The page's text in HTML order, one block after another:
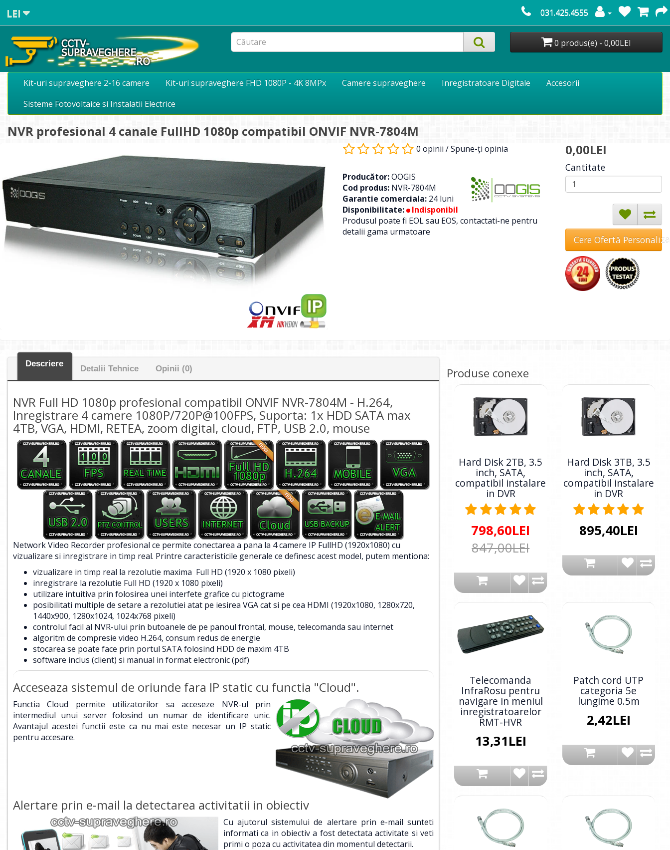
LEI 031.425.4555
0 produs(e) - 0,00LEI
Kit-uri supraveghere 2-16 camere Kit-uri supraveghere FHD 1080P - 4K 8MPx Camere supraveghere Inregistratoare Digitale
Accesorii
Sisteme Fotovoltaice si Instalatii Electrice
NVR profesional 4 canale FullHD 1080p compatibil ONVIF NVR-7804M
0 opinii /Spune-ţi opinia
Producător:OOGIS
Cod produs: NVR-7804M
Garantie comerciala: 24 luni
Disponibilitate:
Indisponibil
Produsul poate fi EOL sau EOS, contactati-ne pentru
detalii gama urmatoare
0,00LEI
Cantitate
Cere Ofertă
Descriere
Detalii Tehnice Opinii (0)
NVR Full HD 1080p profesional compatibil ONVIF NVR-7804M - H.264,
Inregistrare 4 camere 1080P/720P@100FPS, Suporta: 1x HDD SATA max
4TB, VGA, HDMI, RETEA, zoom digital, cloud, FTP, USB 2.0, mouse
Network Video Recorder profesional ce permite conectarea a pana la 4 camere IP FullHD (1920x1080) cu
vizualizare si inregistrare in timp real. Printre caracteristicile generale ce definesc acest model, putem mentiona:
vizualizare in timp real la rezolutie maxima Full HD (1920 x 1080 pixeli)
inregistrare la rezolutie Full HD (1920 x 1080 pixeli)
utilizare intuitiva prin folosirea unei interfete grafice cu pictograme
posibilitati multiple de setare a rezolutiei atat pe iesirea VGA cat si pe cea HDMI (1920x1080, 1280x720,
1440x900, 1280x1024, 1024x768 pixeli)
controlul facil al NVR-ului prin butoanele de pe panoul frontal, mouse, telecomanda sau internet
algoritm de compresie video H.264, consum redus de energie
stocarea se poate face prin portul SATA folosind HDD de maxim 4TB
software inclus (client) si manual in format electronic (pdf)
Acceseaza sistemul de oriunde fara IP static cu functia "Cloud".
Functia Cloud permite utilizatorilor sa acceseze NVR-ul prin
intermediul unui server folosind un numar de identificare unic.
Avantajul acestei functii este ca nu mai este necesar un IP static
pentru accesare.
Alertare prin e-mail la detectarea activitatii in obiectiv
Cu ajutorul sistemului de alertare prin e-mail sunteti
informati ca in obiectiv a fost detectata activitate si veti
primi o poza cu activitatea din momentul detectarii.
Produse conexe
Hard Disk 2TB, 3.5
inch, SATA,
compatibil instalare
in DVR
798,60LEI
847,00LEI
Hard Disk 3TB, 3.5
inch, SATA,
compatibil instalare
in DVR
895,40LEI
Telecomanda
InfraRosu pentru
navigare in meniul
inregistratoarelor
RMT-HVR
13,31LEI
Patch cord UTP
categoria 5e
lungime 0.5m
2,42LEI